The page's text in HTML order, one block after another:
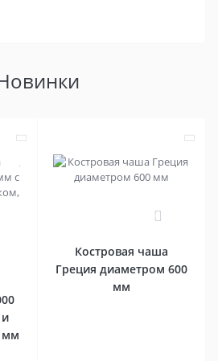
мм
Костровая чаша
Греция диаметром 600
мм